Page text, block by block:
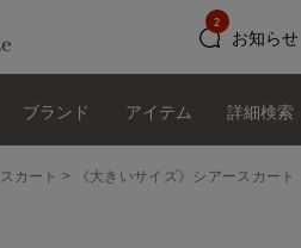
お知らせ
2
ブランド アイテム 詳細検索
スカート 《大きいサイズ》シアースカート